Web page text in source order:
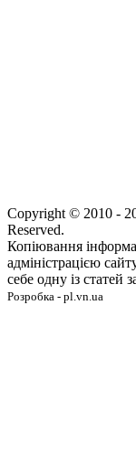
Copyright © 2010 -
Reserved.
Копіювання
адміністрацією
себе одну із статей
Розробка - pl.vn.ua